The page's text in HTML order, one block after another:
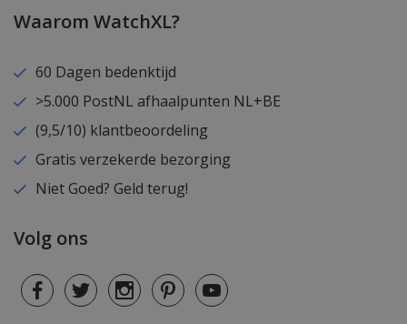
Waarom WatchXL?
60 Dagen bedenktijd
>5.000 PostNL afhaalpunten NL+BE
(9,5/10) klantbeoordeling
Gratis verzekerde bezorging
Niet Goed? Geld terug!
Volg ons